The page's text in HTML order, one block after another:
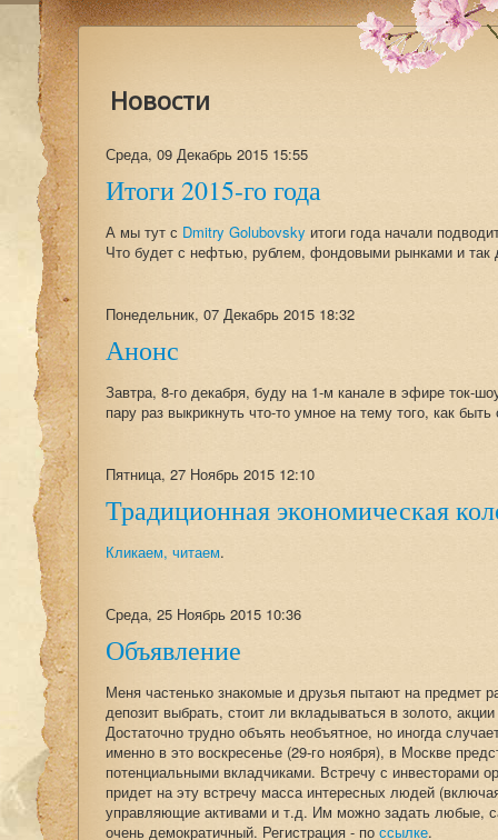
Новости
Среда, 09 Декабрь 2015 15:55
Итоги 2015-го года
А мы тут с Dmitry Golubovsky итоги года начали
Что будет с нефтью, рублем, фондовыми рынками и
Понедельник, 07 Декабрь 2015 18:32
Анонс
Завтра, 8-го декабря, буду на 1-м канале в эфире ток-
пару раз выкрикнуть что-то умное на тему того, как
Пятница, 27 Ноябрь 2015 12:10
Традиционная экономическая
Кликаем, читаем.
Среда, 25 Ноябрь 2015 10:36
Объявление
Меня частенько знакомые и друзья пытают на предмет
депозит выбрать, стоит ли вкладываться в золото,
Достаточно трудно объять необъятное, но иногда
именно в это воскресенье (29-го ноября), в Москве
потенциальными вкладчиками. Встречу с инвесторами
придет на эту встречу масса интересных людей
управляющие активами и т.д. Им можно задать любые,
очень демократичный. Регистрация - по ссылке.